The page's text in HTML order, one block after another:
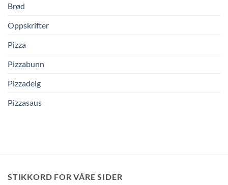
Brød
Oppskrifter
Pizza
Pizzabunn
Pizzadeig
Pizzasaus
STIKKORD FOR VÅRE SIDER